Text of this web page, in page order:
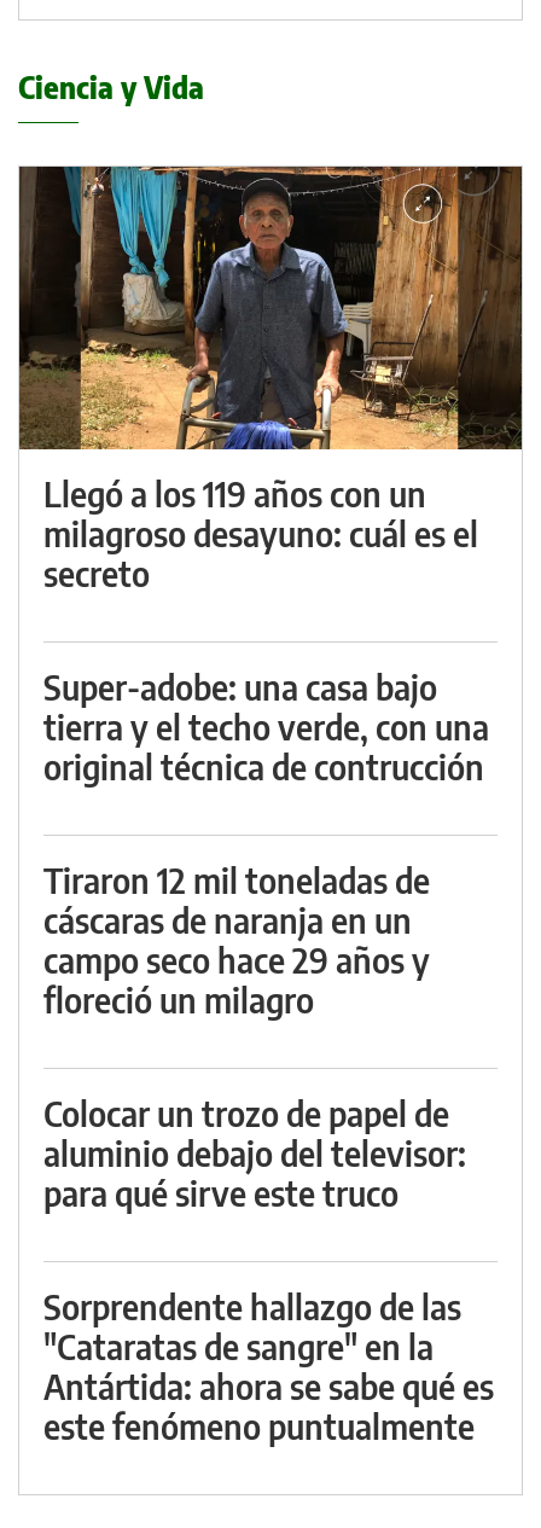
Ciencia y Vida
Llegó a los 119 años con un
milagroso desayuno: cuál es el
secreto
Super-adobe: una casa bajo
tierra y el techo verde, con una
original técnica de contrucción
Tiraron 12 mil toneladas de
cáscaras de naranja en un
campo seco hace 29 años y
floreció un milagro
Colocar un trozo de papel de
aluminio debajo del televisor:
para qué sirve este truco
Sorprendente hallazgo de las
"Cataratas de sangre" en la
Antártida: ahora se sabe qué es
este fenómeno puntualmente